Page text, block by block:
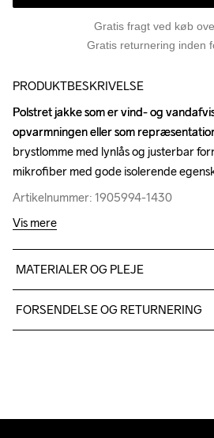
Gratis fragt ved køb
Gratis returnering inden
PRODUKTBESKRIVELSE
Polstret jakke som er vind- og
opvarmningen eller som
brystlomme med lynlås og justerbar
mikrofiber med gode isolerende
Artikelnummer: 1905994-1430
Polstret jakke som er vind- og
opvarmningen eller som
brystlomme med lynlås og justerbar
mikrofiber med gode isolerende
Artikelnummer: 1905994-1430
Vis mere
MATERIALER OG PLEJE
FORSENDELSE OG RETURNERING